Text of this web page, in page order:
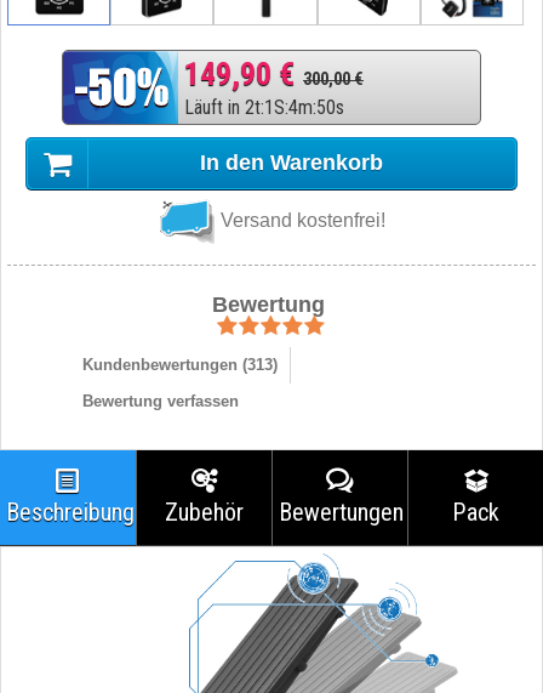
149,90 € 300,00 €
Läuft in 2t:1S:4m:49s
In den Warenkorb
Versand kostenfrei!
Bewertung
Kundenbewertungen (313)
Bewertung verfassen
Beschreibung Zubehör Bewertungen Pack